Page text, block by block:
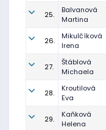
25.
Balvanová
Martina
26.
Mikulčíková
Irena
27.
Štáblová
Michaela
28.
Kroutilová
Eva
29.
Kaňková
Helena